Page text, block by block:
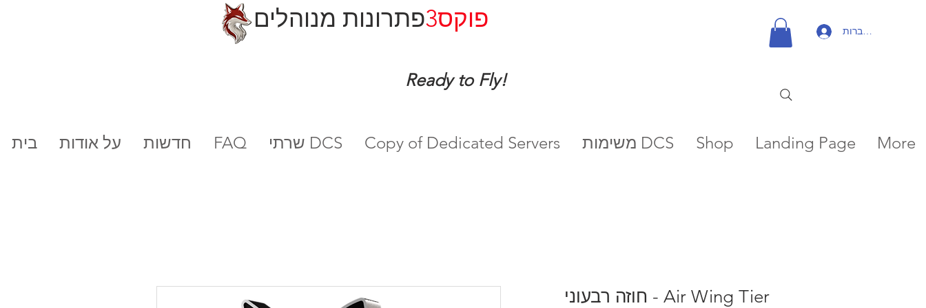
פוקס3 פתרונות מנוהלים
Ready to Fly!
להתחברות
בית על אודות חדשות FAQ שרתי DCS Copy of Dedicated Servers משימות DCS Shop Landing Page More
Air Wing Tier - חוזה רבעוני